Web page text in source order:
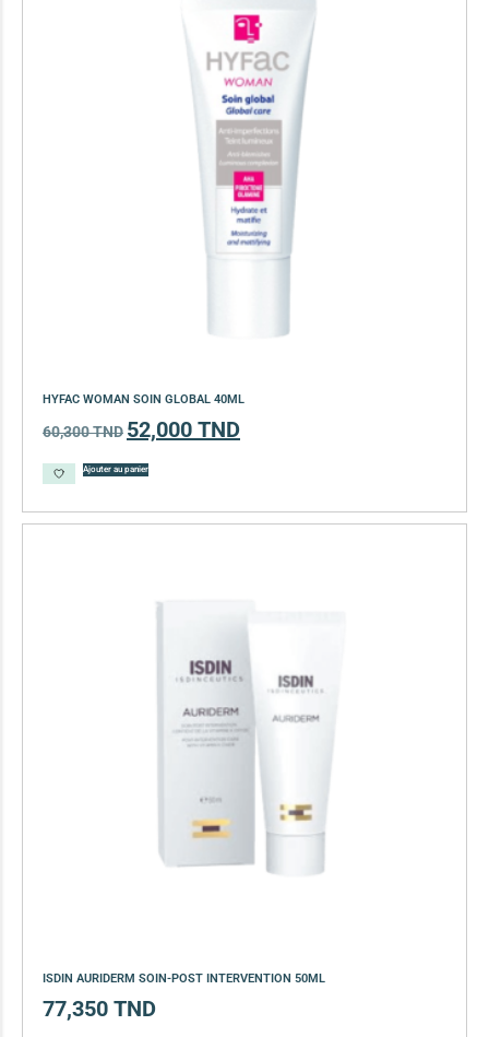
HYFAC WOMAN SOIN GLOBAL 40ML
60,300TND 52,000 TND
Ajouter au panier
ISDIN AURIDERM SOIN-POST INTERVENTION 50ML
77,350 TND